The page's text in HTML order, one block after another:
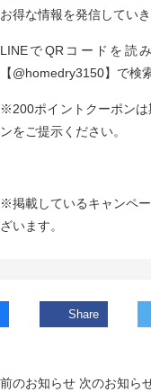
お得な情報を発信してい
LINEでQRコードを読
【@homedry3150】で検
※200ポイントクーポン
ンをご提示ください。
※掲載しているキャンペ
ざいます。
Share
前のお知らせ 次のお知ら